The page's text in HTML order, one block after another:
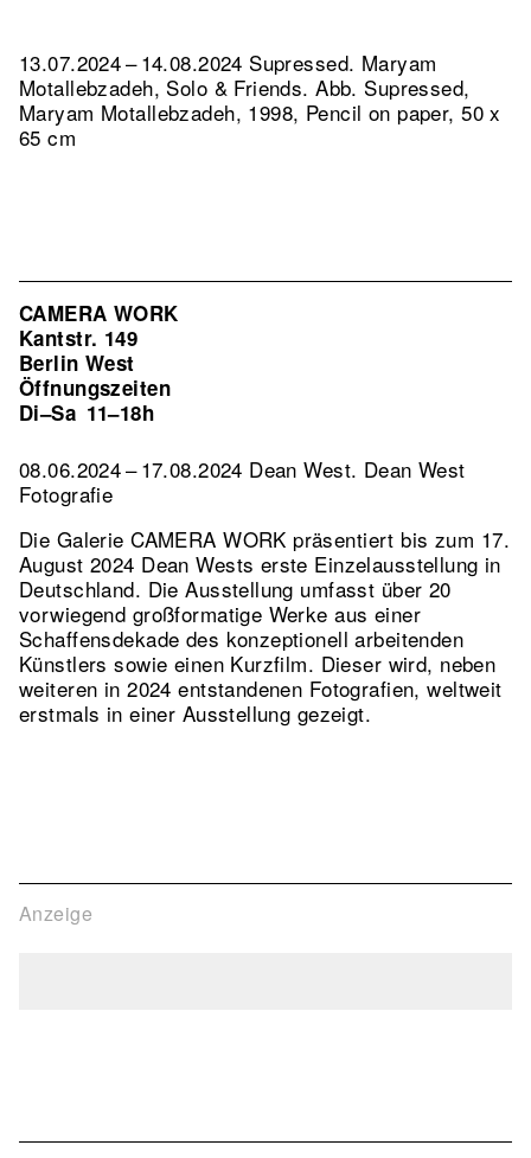
Anzeige
13.07.2024 – 14.08.2024 Supressed. Maryam
Motallebzadeh, Solo & Friends.Abb. Supressed,
Maryam Motallebzadeh, 1998, Pencil on paper, 50 x
65 cm
CAMERA WORK
Kantstr. 149
Berlin West
Öffnungszeiten
Di–Sa 11–18h
08.06.2024 – 17.08.2024 Dean West. Dean West
Fotografie
Die Galerie CAMERA WORK präsentiert bis zum 17.
August 2024 Dean Wests erste Einzelausstellung in
Deutschland. Die Ausstellung umfasst über 20
vorwiegend großformatige Werke aus einer
Schaffensdekade des konzeptionell arbeitenden
Künstlers sowie einen Kurzfilm. Dieser wird, neben
weiteren in 2024 entstandenen Fotografien, weltweit
erstmals in einer Ausstellung gezeigt.